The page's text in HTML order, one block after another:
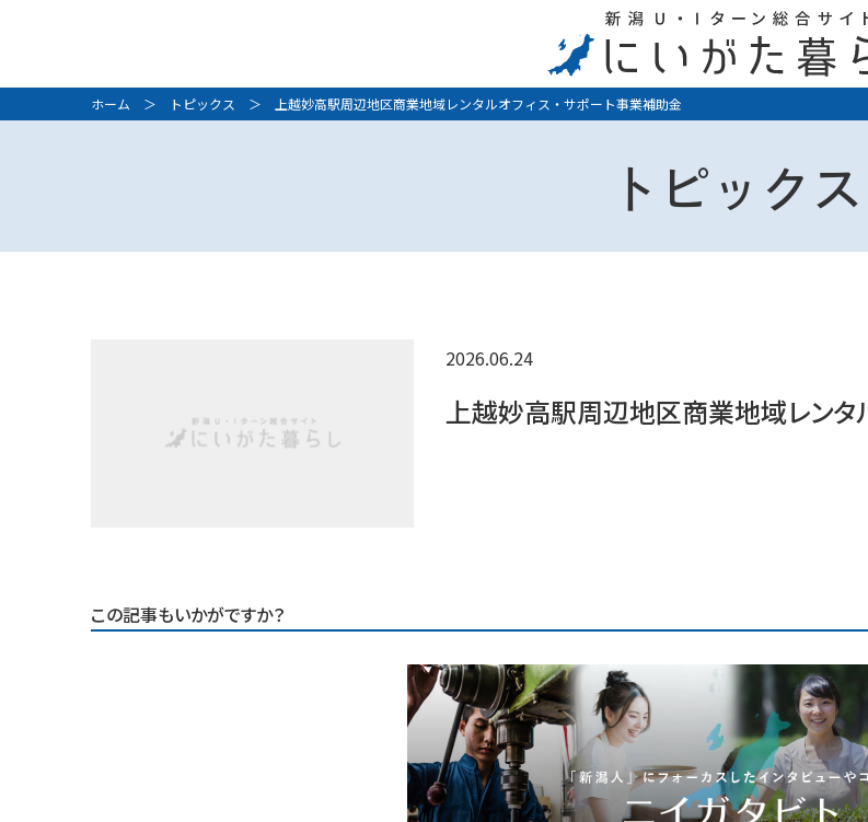
ホーム ＞ トピックス ＞ 上越妙高駅周辺地区商業地域レンタルオフィス・サポート事業補助金
トピックス
2026.06.24
上越妙高駅周辺地区商業地域レンタ
この記事もいかがですか？